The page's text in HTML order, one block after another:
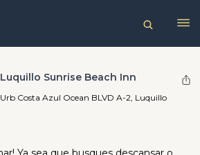
Luquillo Sunrise Beach Inn
Urb Costa Azul Ocean BLVD A-2, Luquillo